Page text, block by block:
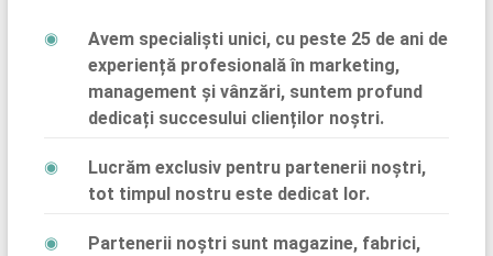
Avem specialiști unici, cu peste 25 de ani de
experiență profesională în marketing,
management și vânzări, suntem profund
dedicați succesului clienților noștri.
Lucrăm exclusiv pentru partenerii noștri,
tot timpul nostru este dedicat lor.
Partenerii noștri sunt magazine, fabrici,